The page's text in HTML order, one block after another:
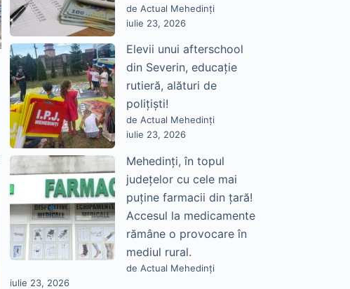
de Actual Mehedinți
iulie 23, 2026
Elevii unui afterschool
din Severin, educație
rutieră, alături de
polițiști!
de Actual Mehedinți
iulie 23, 2026
Mehedinți, în topul
județelor cu cele mai
puține farmacii din țară!
Accesul la medicamente
rămâne o provocare în
mediul rural.
de Actual Mehedinți
iulie 23, 2026